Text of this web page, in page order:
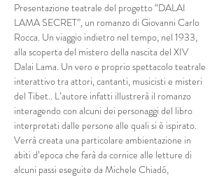
Presentazione teatrale del progetto “DALAI
LAMA SECRET”, un romanzo di Giovanni Carlo
Rocca. Un viaggio indietro nel tempo, nel 1933,
alla scoperta del mistero della nascita del XIV
Dalai Lama. Un vero e proprio spettacolo teatrale
interattivo tra attori, cantanti, musicisti e misteri
del Tibet.. L’autore infatti illustrerà il romanzo
interagendo con alcuni dei personaggi del libro
interpretati dalle persone alle quali si è ispirato.
Verrà creata una particolare ambientazione in
abiti d’epoca che farà da cornice alle letture di
alcuni passi eseguite da Michele Chiadó,